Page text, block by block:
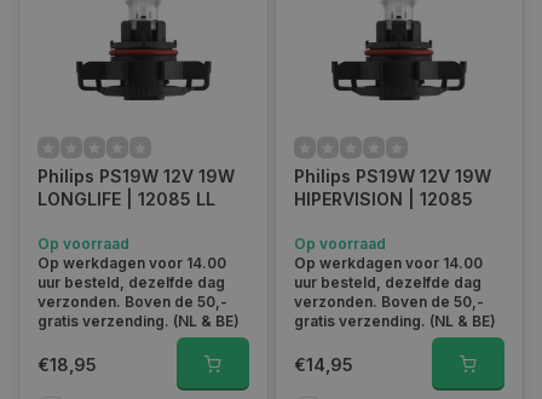
Philips PS19W 12V 19W
LONGLIFE | 12085 LL
Op voorraad
Op werkdagen voor 14.00
uur besteld, dezelfde dag
verzonden. Boven de 50,-
gratis verzending. (NL & BE)
€18,95
Philips PS19W 12V 19W
HIPERVISION | 12085
Op voorraad
Op werkdagen voor 14.00
uur besteld, dezelfde dag
verzonden. Boven de 50,-
gratis verzending. (NL & BE)
€14,95